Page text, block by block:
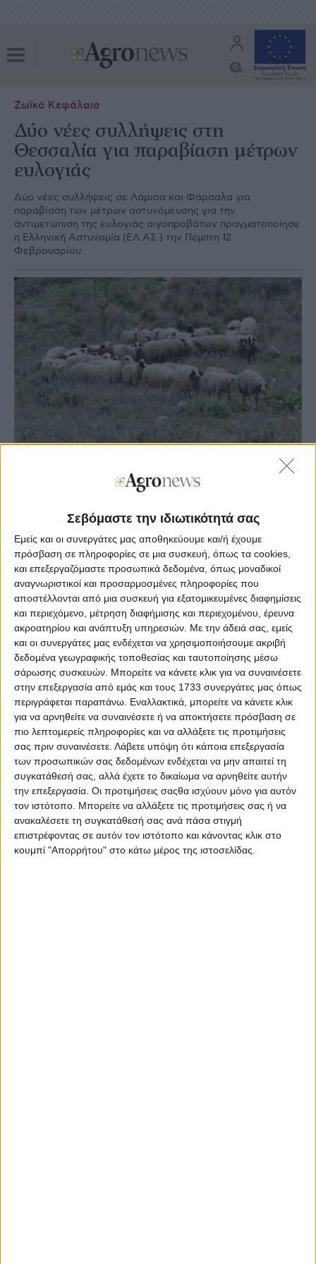
Σεβόμαστε την ιδιωτικότητά σας
Εμείς και οι συνεργάτες μας αποθηκεύουμε και/ή έχουμε
πρόσβαση σε πληροφορίες σε μια συσκευή, όπως τα cookies,
και επεξεργαζόμαστε προσωπικά δεδομένα, όπως μοναδικοί
αναγνωριστικοί και προσαρμοσμένες πληροφορίες που
αποστέλλονται από μια συσκευή για εξατομικευμένες διαφημίσεις
και περιεχόμενο, μέτρηση διαφήμισης και περιεχομένου, έρευνα
ακροατηρίου και ανάπτυξη υπηρεσιών. Με την άδειά σας, εμείς
και οι συνεργάτες μας ενδέχεται να χρησιμοποιήσουμε ακριβή
δεδομένα γεωγραφικής τοποθεσίας και ταυτοποίησης μέσω
σάρωσης συσκευών. Μπορείτε να κάνετε κλικ για να συναινέσετε
στην επεξεργασία από εμάς και τους 1733 συνεργάτες μας όπως
περιγράφεται παραπάνω. Εναλλακτικά, μπορείτε να κάνετε κλικ
για να αρνηθείτε να συναινέσετε ή να αποκτήσετε πρόσβαση σε
πιο λεπτομερείς πληροφορίες και να αλλάξετε τις προτιμήσεις
σας πριν συναινέσετε. Λάβετε υπόψη ότι κάποια επεξεργασία
των προσωπικών σας δεδομένων ενδέχεται να μην απαιτεί τη
συγκατάθεσή σας, αλλά έχετε το δικαίωμα να αρνηθείτε αυτήν
την επεξεργασία. Οι προτιμήσεις σαςθα ισχύουν μόνο για αυτόν
τον ιστότοπο. Μπορείτε να αλλάξετε τις προτιμήσεις σας ή να
ανακαλέσετε τη συγκατάθεσή σας ανά πάσα στιγμή
επιστρέφοντας σε αυτόν τον ιστότοπο και κάνοντας κλικ στο
κουμπί "Απορρήτου" στο κάτω μέρος της ιστοσελίδας.
Ζωϊκό Κεφάλαιο
Δύο νέες συλλήψεις στη
Θεσσαλία για παραβίαση μέτρων
ευλογιάς
Δύο νέες συλλήψεις σε Λάρισα και Φάρσαλα για
παραβίαση των μέτρων αστυνόμευσης για την
αντιμετώπιση της ευλογιάς αιγοπροβάτων πραγματοποίησε
η Ελληνική Αστυνομία (ΕΛ.ΑΣ.) την Πέμπτη 12
Φεβρουαρίου.
Αναλυτικά σε σχετική ενημέρωση από την ΕΛ.ΑΣ.
αναφέρονται τα εξής:
ΘΕΜΑ: Μέτρα αστυνόμευσης για την αντιμετώπιση της
ευλογιάς των αιγοπροβάτων.
Σχετικά με το αντικείμενο του θέματος, γνωρίζονται τα
ακόλουθα:
Από τις αρμόδιες υφιστάμενες Υπηρεσίες της Γενικής
Περιφερειακής Αστυνομικής Διεύθυνσης Θεσσαλίας,
διαπιστώθηκαν δύο (2) παραβάσεις του άρθρου 285 Π.Κ.
«Παραβίαση μέτρων για την πρόληψη ασθενειών» για τις
οποίες πραγματοποιήθηκαν δύο (2) συλλήψεις, ήτοι:
- Την 12/02/2026 και ώρα 12:20 στην Λάρισα,
συνελήφθη μια (1) ημεδαπή, για παραβίαση του άρθρου
285 Π.Κ., διότι κατελήφθη να βόσκει περίπου τριάντα (30)
αίγες (κατσίκια) ιδιοκτησίας της, σε απόσταση
τετρακοσίων (400) μέτρων περίπου από την σταβλική της
εγκατάσταση, παραβιάζοντας με αυτό τον τρόπο τα μέτρα